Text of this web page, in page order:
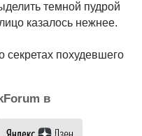
темной пудрой
казалось нежнее.
секретах похудевшего
в